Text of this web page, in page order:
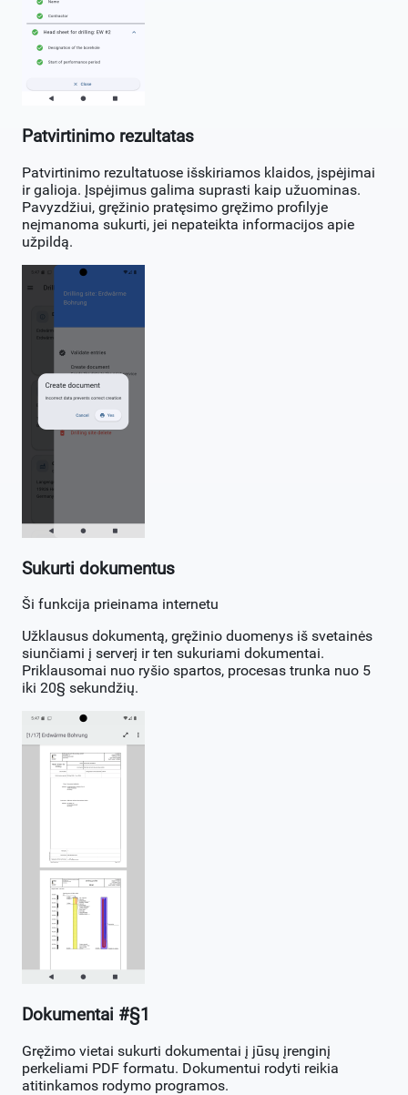
Patvirtinimo rezultatas
Patvirtinimo rezultatuose išskiriamos klaidos, įspėjimai
ir galioja. Įspėjimus galima suprasti kaip užuominas.
Pavyzdžiui, gręžinio pratęsimo gręžimo profilyje
neįmanoma sukurti, jei nepateikta informacijos apie
užpildą.
Sukurti dokumentus
Ši funkcija prieinama internetu
Užklausus dokumentą, gręžinio duomenys iš svetainės
siunčiami į serverį ir ten sukuriami dokumentai.
Priklausomai nuo ryšio spartos, procesas trunka nuo 5
iki 20§ sekundžių.
Dokumentai #§1
Gręžimo vietai sukurti dokumentai į jūsų įrenginį
perkeliami PDF formatu. Dokumentui rodyti reikia
atitinkamos rodymo programos.